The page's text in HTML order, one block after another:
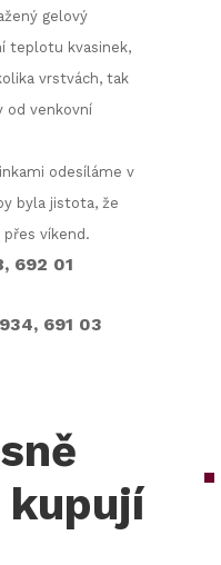
gelový
teplotu kvasinek,
vrstvách, tak
od venkovní
odesíláme v
byla jistota, že
víkend.
692 01
691 03
kupují